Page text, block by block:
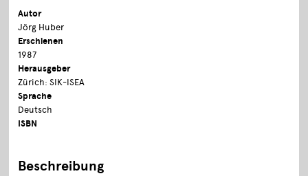
Autor
Jörg Huber
Erschienen
1987
Herausgeber
Zürich: SIK-ISEA
Sprache
Deutsch
ISBN
Beschreibung